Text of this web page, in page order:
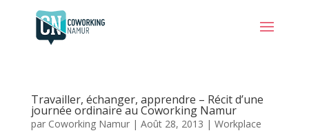
Travailler, échanger, apprendre – Récit d’une
journée ordinaire au Coworking Namur
par Coworking Namur| Août 28, 2013 | Workplace